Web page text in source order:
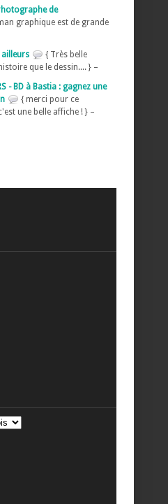
de
graphique est de grande
ailleurs
{ Très belle
que le dessin.... } –
- BD à Bastia : gagnez une
{ merci pour ce
une belle affiche ! } –